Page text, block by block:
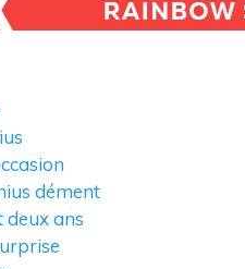
dément
deux ans